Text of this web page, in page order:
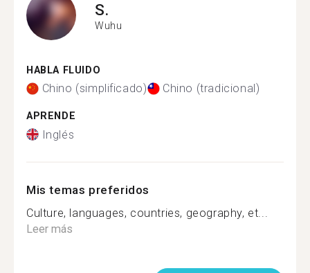
S.
Wuhu
HABLA FLUIDO
Chino (simplificado) Chino (tradicional)
APRENDE
Inglés
Mis temas preferidos
Culture, languages, countries, geography, et...
Leer más